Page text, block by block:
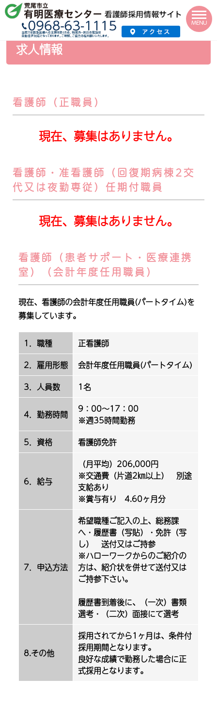
MENU
HOME›採用情報›看護師採用サイト›求人情報
求人情報
看護師（正職員）
現在、募集はありません。
看護師・准看護師（回復期病棟2交
代又は夜勤専従）任期付職員
現在、募集はありません。
看護師（患者サポート・医療連携
室）（会計年度任用職員）
現在、看護師の会計年度任用職員(パートタイム)を
募集しています。
1．職種
正看護師
2．雇用形態
会計年度任用職員(パートタイム)
3．人員数
1名
4．勤務時間
9：00～17：00
※週35時間勤務
5．資格
看護師免許
6．給与
（月平均）206,000円
※交通費（片道2㎞以上） 別途
支給あり
※賞与有り 4.60ヶ月分
7．申込方法
希望職種ご記入の上、総務課
へ・履歴書（写貼）・免許（写
し） 送付又はご持参
※ハローワークからのご紹介の
方は、紹介状を併せて送付又は
ご持参下さい。
履歴書到着後に、（一次）書類
選考・（二次）面接にて選考
8.その他
採用されてから1ヶ月は、条件付
採用期間となります。
良好な成績で勤務した場合に正
式採用となります。